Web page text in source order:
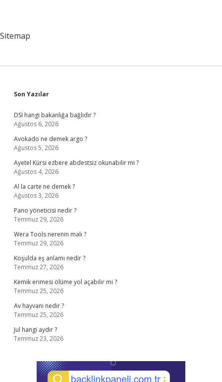
Sitemap
Sidebar
Son Yazılar
DSİ hangi bakanlığa bağlıdır ?
Ağustos 6, 2026
Avokado ne demek argo ?
Ağustos 5, 2026
Ayetel Kürsi ezbere abdestsiz okunabilir mi ?
Ağustos 4, 2026
Al la carte ne demek ?
Ağustos 3, 2026
Pano yöneticisi nedir ?
Temmuz 29, 2026
Wera Tools nerenin malı ?
Temmuz 29, 2026
Koşulda eş anlamı nedir ?
Temmuz 27, 2026
Kemik erimesi ölüme yol açabilir mi ?
Temmuz 25, 2026
Av hayvanı nedir ?
Temmuz 25, 2026
Jul hangi aydır ?
Temmuz 23, 2026